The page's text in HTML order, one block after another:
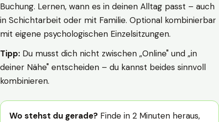
Buchung. Lernen, wann es in deinen Alltag passt – auch
in Schichtarbeit oder mit Familie. Optional kombinierbar
mit eigene psychologischen Einzelsitzungen.
Tipp: Du musst dich nicht zwischen „Online" und „in
deiner Nähe" entscheiden – du kannst beides sinnvoll
kombinieren.
Wo stehst du gerade? Finde in 2 Minuten heraus,